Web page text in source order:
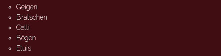
Geigen
Bratschen
Celli
Bögen
Etuis